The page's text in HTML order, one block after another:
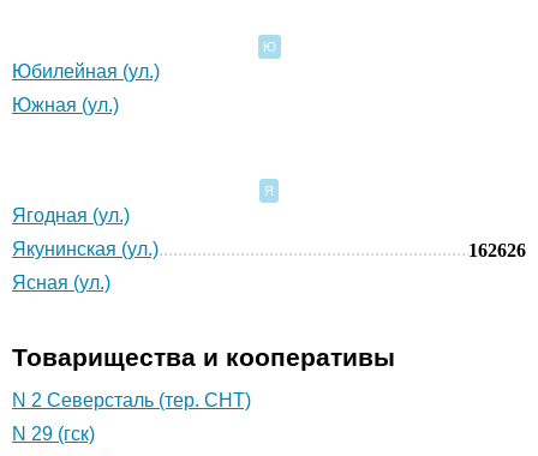
Ю
Юбилейная (ул.)
Южная (ул.)
Я
Ягодная (ул.)
Якунинская (ул.)
162626
Ясная (ул.)
Товарищества и кооперативы
N 2 Северсталь (тер. СНТ)
N 29 (гск)